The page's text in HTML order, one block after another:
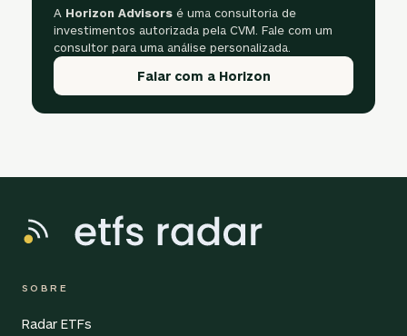
A Horizon Advisors é uma consultoria de
investimentos autorizada pela CVM. Fale com um
consultor para uma análise personalizada.
Falar com a Horizon
SOBRE
Radar ETFs